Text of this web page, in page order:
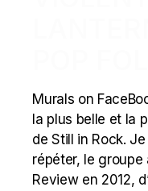
Murals on
la plus belle et la
de Still in Rock.
répéter, le groupe
Review en 2012,